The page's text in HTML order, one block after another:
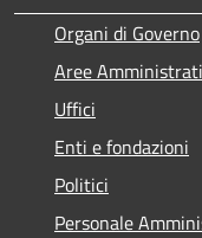
Organi di Governo
Aree
Uffici
Enti e fondazioni
Politici
Personale